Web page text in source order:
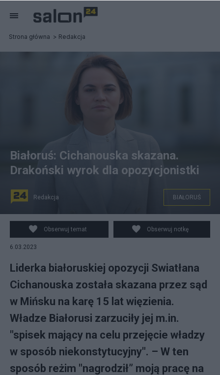
Strona główna Redakcja
Swiatłana Cichanouska została skazana przez sąd w
Mińsku na karę 15 lat więzienia. Źródło:
Twitter/@Tsihanouskaya
Białoruś: Cichanouska skazana.
Drakoński wyrok dla opozycjonistki
Redakcja BIAŁORUŚ
Obserwuj temat Obserwuj notkę
6.03.2023
Liderka białoruskiej opozycji Swiatłana
Cichanouska została skazana przez sąd
w Mińsku na karę 15 lat więzienia.
Władze Białorusi zarzuciły jej m.in.
"spisek mający na celu przejęcie władzy
w sposób niekonstytucyjny". – W ten
sposób reżim "nagrodził” moją pracę na